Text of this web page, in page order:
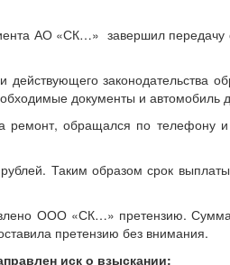
АО «СК…» завершил
законодательства
документы и автомобиль
ремонт, обращался по телефону
Таким образом срок
ООО «СК…» претензию. Сумма
претензию без внимания.
иск о взыскании: